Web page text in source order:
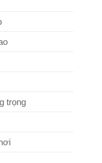
trọng